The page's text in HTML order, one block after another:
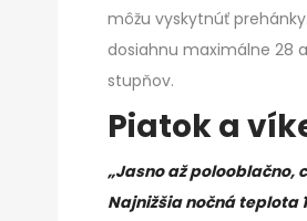
môžu vyskytnúť
dosiahnu maximálne 28
stupňov.
Piatok a
„Jasno až polooblačno,
Najnižšia nočná teplota